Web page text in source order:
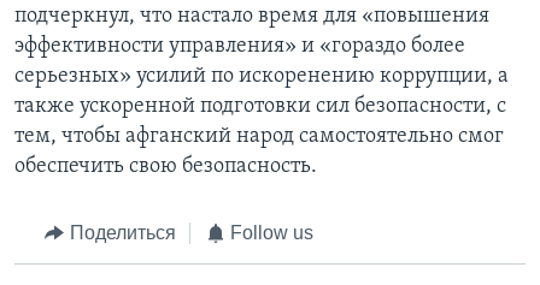
подчеркнул, что настало время для «повышения
эффективности управления» и «гораздо более
серьезных» усилий по искоренению коррупции, а
также ускоренной подготовки сил безопасности, с
тем, чтобы афганский народ самостоятельно смог
обеспечить свою безопасность.
Поделиться Follow us